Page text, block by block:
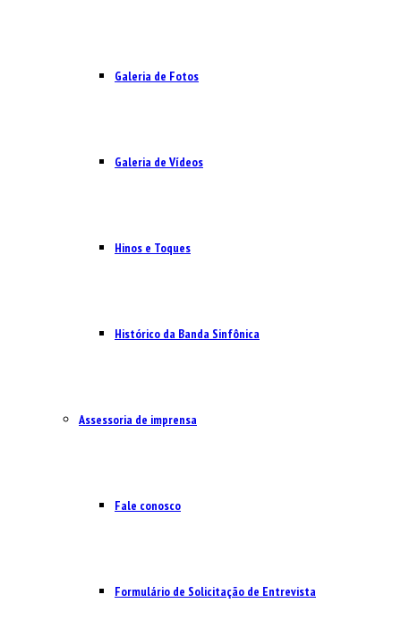
Galeria de Fotos
Galeria de Vídeos
Hinos e Toques
Histórico da Banda Sinfônica
Assessoria de imprensa
Fale conosco
Formulário de Solicitação de Entrevista